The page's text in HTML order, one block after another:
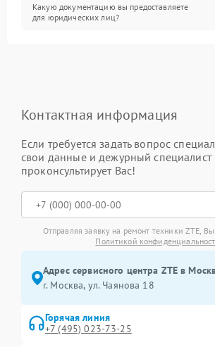
Какую документацию вы предоставляете
для юридических лиц?
Контактная информация
Если требуется задать вопрос
свои данные и дежурный специалист
проконсультирует Вас!
Отправляя заявку на ремонт техники ZTE, Вы
Политикой
Адрес сервисного центра ZTE в
г. Москва, ул. Чаянова 18
Горячая линия
+7 (495) 023-73-25